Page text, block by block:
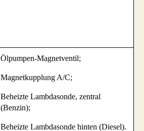
Ölpumpen-Magnetventil;
Magnetkupplung A/C;
Beheizte Lambdasonde, zentral
(Benzin);
Beheizte Lambdasonde hinten (Diesel).